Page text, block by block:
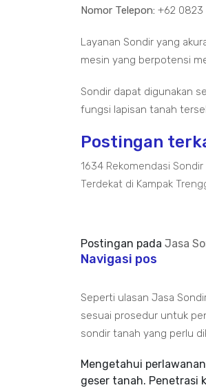
Nomor Telepon: +62 0823
Layanan Sondir yang
mesin yang berpotensi
Sondir dapat digunakan
fungsi lapisan tanah
Postingan
1634 Rekomendasi Sondir
Terdekat di Kampak
Postingan pada Jasa
Navigasi pos
Seperti ulasan Jasa
sesuai prosedur untuk
sondir tanah yang perlu
Mengetahui
geser tanah. Penetrasi